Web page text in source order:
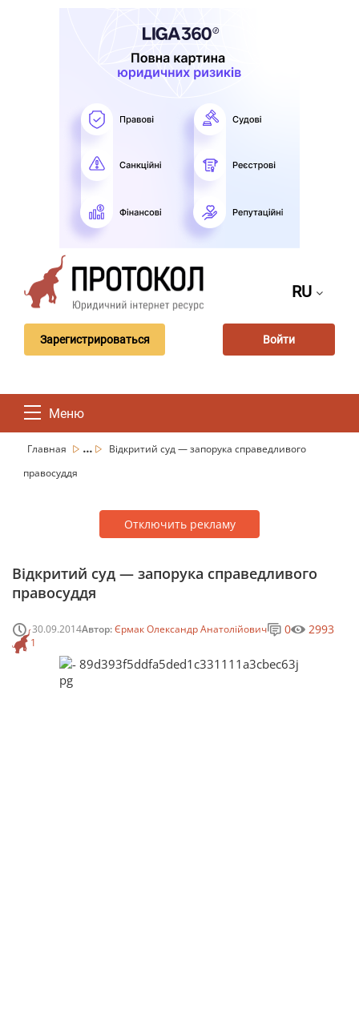
RU
Зарегистрироваться Войти
Меню
Главная ...
Відкритий суд — запорука справедливого
правосуддя
Отключить рекламу
Відкритий суд — запорука справедливого
правосуддя
30.09.2014Автор:Єрмак Олександр Анатолійович
1
0 2993